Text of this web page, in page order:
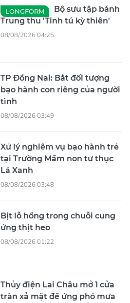
LONGFORM
Bộ sưu tập bánh
Trung thu 'Tinh tú kỳ thiên'
08/08/2026 04:25
TP Đồng Nai: Bắt đối tượng
bạo hành con riêng của người
tình
08/08/2026 03:49
Xử lý nghiêm vụ bạo hành trẻ
tại Trường Mầm non tư thục
Lá Xanh
08/08/2026 03:48
Bịt lỗ hổng trong chuỗi cung
ứng thịt heo
08/08/2026 01:22
Thủy điện Lai Châu mở 1 cửa
tràn xả mặt để ứng phó mưa